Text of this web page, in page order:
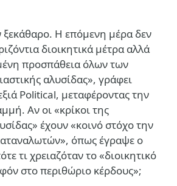
Η επόμενη μέρα δεν
διοικητικά μέτρα αλλά
προσπάθεια όλων των
αλυσίδας», γράφει
Political, μεταφέροντας την
Αν οι «κρίκοι της
έχουν «κοινό στόχο την
όπως έγραψε ο
τι χρειαζόταν το «διοικητικό
στο περιθώριο κέρδους»;